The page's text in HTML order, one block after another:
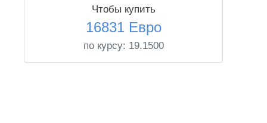
Чтобы купить
16831 Евро
по курсу: 19.1500